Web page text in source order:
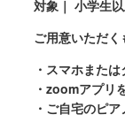
対象｜ 小学生
ご用意いただく
・スマホまた
・zoomアプリ
・ご自宅のピ